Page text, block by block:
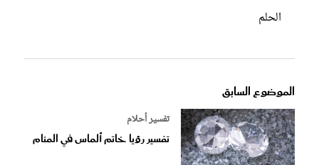
الحلم
الموضوع السابق
تفسير أحلام
تفسير رؤيا خاتم ألماس في المنام